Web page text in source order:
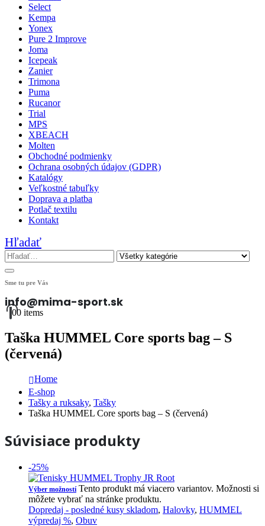
Select
Kempa
Yonex
Pure 2 Improve
Joma
Icepeak
Zanier
Trimona
Puma
Rucanor
Trial
MPS
XBEACH
Molten
Obchodné podmienky
Ochrana osobných údajov (GDPR)
Katalógy
Veľkostné tabuľky
Doprava a platba
Potlač textilu
Kontakt
Hľadať
Sme tu pre Vás
info@mima-sport.sk
00 items
Taška HUMMEL Core sports bag – S
(červená)
Home
E-shop
Tašky a ruksaky, Tašky
Taška HUMMEL Core sports bag – S (červená)
Súvisiace produkty
-25%
Výber možností Tento produkt má viacero variantov. Možnosti si
môžete vybrať na stránke produktu.
Dopredaj - posledné kusy skladom, Halovky, HUMMEL
výpredaj %, Obuv